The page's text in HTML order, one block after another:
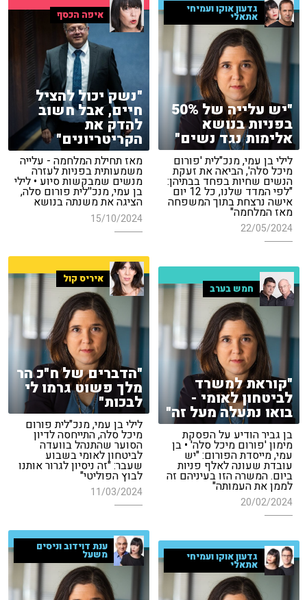
איפה הכסף
"נשק יכול להציל
חיים, אבל חשוב
להדק את
הקריטריונים"
מאז תחילת המלחמה - עלייה
משמעותית בפניות לעזרה
מנשים שמבקשות סיוע • לילי
בן עמי, מנכ''לית פורום סלה,
הציגה את משנתה בנושא
15/10/2024
גדעון אוקו ועמיחי
אתאלי
"יש עלייה של 50%
בפניות בנושא
אלימות נגד נשים"
לילי בן עמי, מנכ"לית 'פורום
מיכל סלה', הביאה את זעקת
הנשים שחיות בפחד בבתיהן:
"לפי המדד שלנו, כל 12 יום
אישה נרצחת בתוך המשפחה
מאז המלחמה"
22/05/2024
איריס קול
"הדברים של ח"כ הר
מלך פשוט גרמו לי
לבכות"
לילי בן עמי, מנכ"לית פורום
מיכל סלה, התייחסה לדיון
הסוער שהתנהל בוועדה
לביטחון לאומי בשבוע
שעבר: "זה ניסיון לגרור אותנו
לבוץ הפוליטי"
11/03/2024
חמש בערב
"קוראת למשרד
לביטחון לאומי -
בואו נתעלה מעל זה"
בן גביר הודיע על הפסקת
מימון 'פורום מיכל סלה' • בן
עמי, מייסדת הפורום: "יש
עובדת שעונה לאלף פניות
ביום. המשרה הזו בעיניהם זה
לממן את העמותה"
20/02/2024
ענת דוידוב וניסים
משעל גדעון אוקו ועמיחי
אתאלי